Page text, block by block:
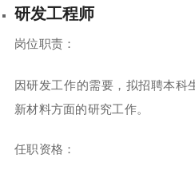
研发工程师
岗位职责：
因研发工作的需要，拟招聘本科
新材料方面的研究工作。
任职资格：